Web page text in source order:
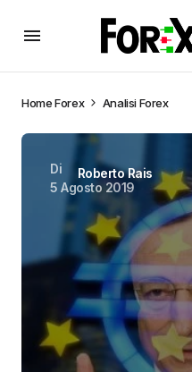
HomeForex Analisi Forex
Di
Roberto Rais
5 Agosto 2019